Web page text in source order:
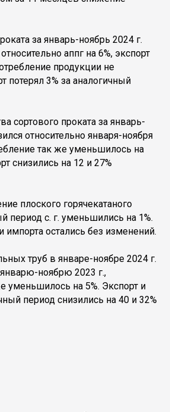
за январь-ноябрь 2024 г.
аппг на 6%, экспорт
продукции не
потерял 3% за аналогичный
сортового проката за январь-
относительно января-ноября
так же уменьшилось на
снизились на 12 и 27%
плоского горячекатаного
период с. г. уменьшились на 1%.
остались без изменений.
труб в январе-ноябре 2024 г.
ноябрю 2023 г.,
уменьшилось на 5%. Экспорт и
период снизились на 40 и 32%